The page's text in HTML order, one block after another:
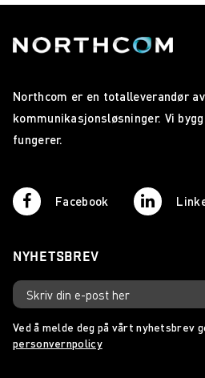
Northcom er en totalleverandør
kommunikasjonsløsninger. Vi
fungerer.
Facebook
NYHETSBREV
Ved å melde deg på vårt nyhetsbrev
personvernpolicy